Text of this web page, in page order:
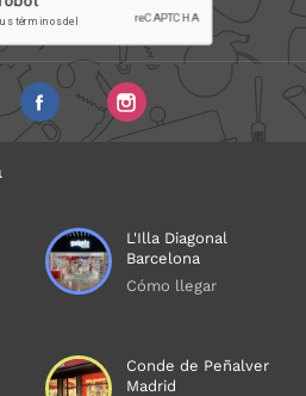
L'Illa Diagonal
Barcelona
Cómo llegar
Conde de Peñalver
Madrid